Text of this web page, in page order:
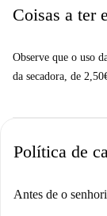
você encontrará
compras de
poucos passos de
Coisas a ter
Observe que o uso
da secadora, de
Política de
Antes de o